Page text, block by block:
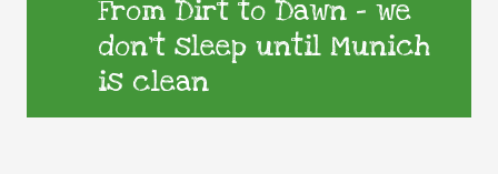
From Dirt to Dawn – we
don’t sleep until Munich
is clean